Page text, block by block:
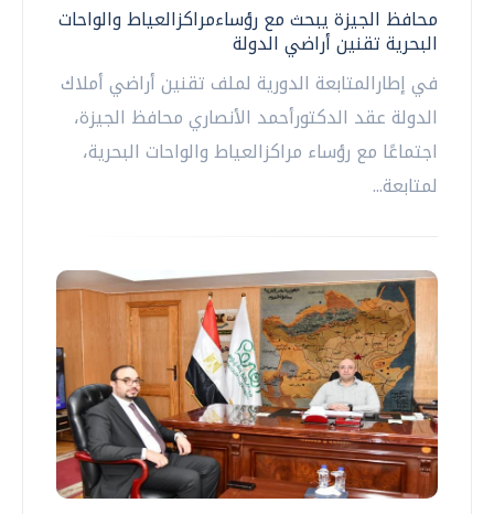
محافظ الجيزة يبحث مع رؤساءمراكزالعياط والواحات
البحرية تقنين أراضي الدولة
في إطارالمتابعة الدورية لملف تقنين أراضي أملاك
الدولة عقد الدكتورأحمد الأنصاري محافظ الجيزة،
اجتماعًا مع رؤساء مراكزالعياط والواحات البحرية،
لمتابعة...